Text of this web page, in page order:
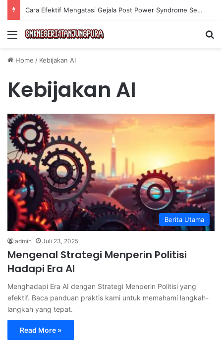
Cara Efektif Mengatasi Gejala Post Power Syndrome Setelah Pensiun Kerja
Menu
Home / Kebijakan AI
Kebijakan AI
Berita Utama
admin Juli 23, 2025
Mengenal Strategi Menperin Politisi
Hadapi Era AI
Menghadapi Era AI dengan Strategi Menperin Politisi yang
efektif. Baca panduan praktis kami untuk memahami langkah-
langkah yang tepat.
Read More »